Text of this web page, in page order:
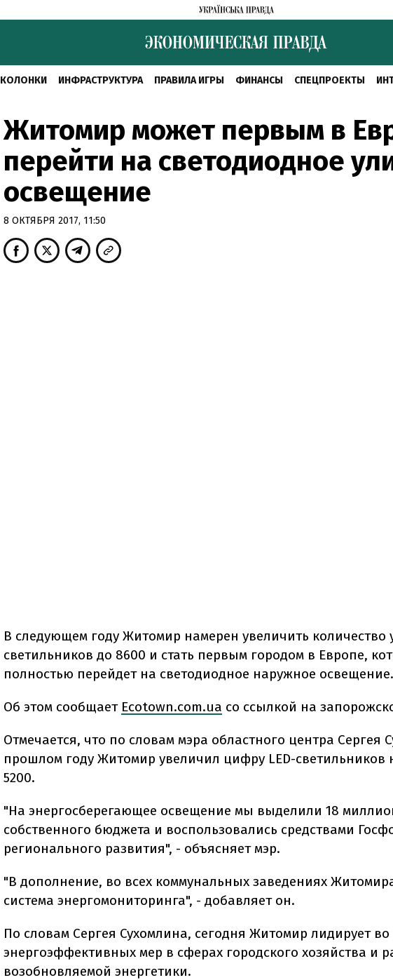
КОЛОНКИ ИНФРАСТРУКТУРА ПРАВИЛА ИГРЫ ФИНАНСЫ СПЕЦПРОЕКТЫ
Житомир может первым в
перейти на светодиодное
освещение
8 ОКТЯБРЯ 2017, 11:50
В следующем году Житомир намерен увеличить количество
светильников до 8600 и стать первым городом в Европе,
полностью перейдет на светодиодное наружное освещение.
Об этом сообщает Ecotown.com.ua со ссылкой на
Отмечается, что по словам мэра областного центра Сергея
прошлом году Житомир увеличил цифру LED-светильников
5200.
"На энергосберегающее освещение мы выделили 18
собственного бюджета и воспользовались средствами
регионального развития", - объясняет мэр.
"В дополнение, во всех коммунальных заведениях
система энергомониторинга", - добавляет он.
По словам Сергея Сухомлина, сегодня Житомир лидирует
энергоэффективных мер в сферах городского хозяйства и
возобновляемой энергетики.